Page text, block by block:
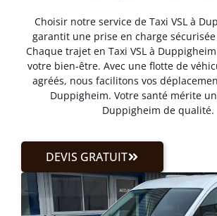
Choisir notre service de Taxi VSL à
garantit une prise en charge
Chaque trajet en Taxi VSL à
votre bien-être. Avec une flotte de
agréés, nous facilitons vos
Duppigheim. Votre santé mérite un
Duppigheim de qualité.
DEVIS GRATUIT